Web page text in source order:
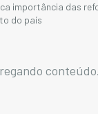
importância das
do país